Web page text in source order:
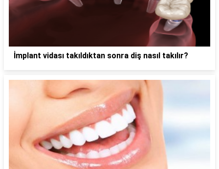
İmplant vidası takıldıktan sonra diş nasıl takılır?